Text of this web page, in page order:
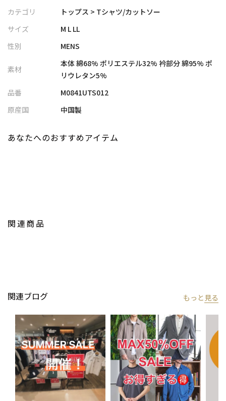
【素材/デザイン】
ゆったりとしたシルエットと軽やかな素材感で、リラックス感あ
ふれる仕上がり。
【スタイリング】
をお選び頂けます。
春先は一枚着としても様になり、インナーとしても活躍するので
【UNION STATION/ ユニオンステーション】
お届けします。
カテゴリ
トップス > Tシャツ/カットソー
サイズ
M L LL
性別
MENS
素材
本体 綿68% ポリエステル32% 衿部分 綿95% ポ
リウレタン5%
品番
M0841UTS012
原産国
中国製
関連商品
あなたへのおすすめアイテム
関連ブログ もっと 見る